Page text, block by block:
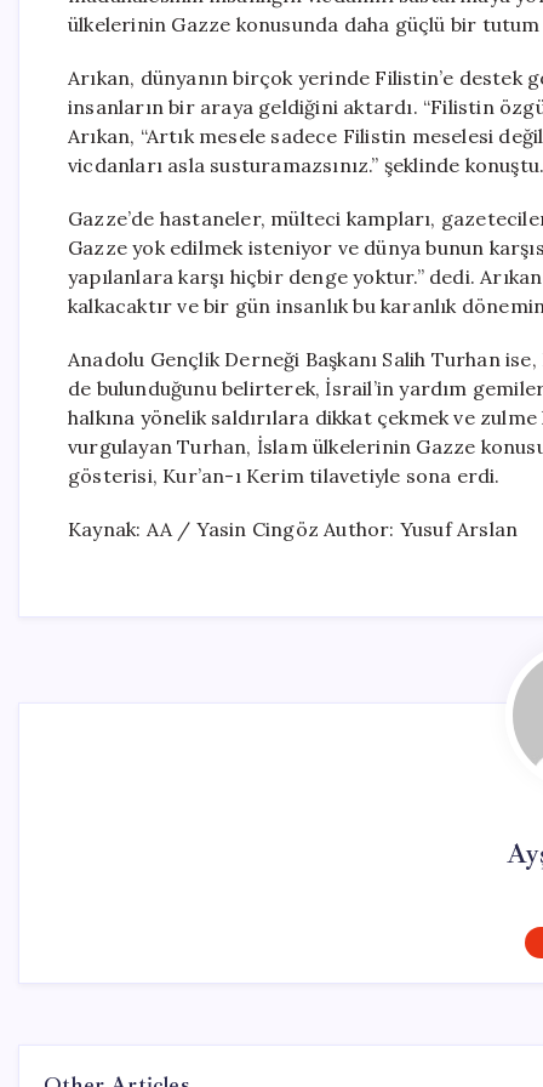
ülkelerinin Gazze konusunda daha güçlü bir
Arıkan, dünyanın birçok yerinde Filistin’e destek
insanların bir araya geldiğini aktardı. “Filistin
Arıkan, “Artık mesele sadece Filistin meselesi
vicdanları asla susturamazsınız.” şeklinde
Gazze’de hastaneler, mülteci kampları,
Gazze yok edilmek isteniyor ve dünya bunun
yapılanlara karşı hiçbir denge yoktur.” dedi.
kalkacaktır ve bir gün insanlık bu karanlık
Anadolu Gençlik Derneği Başkanı Salih Turhan
de bulunduğunu belirterek, İsrail’in yardım
halkına yönelik saldırılara dikkat çekmek ve
vurgulayan Turhan, İslam ülkelerinin Gazze
gösterisi, Kur’an-ı Kerim tilavetiyle sona erdi.
Kaynak: AA / Yasin Cingöz Author: Yusuf Arslan